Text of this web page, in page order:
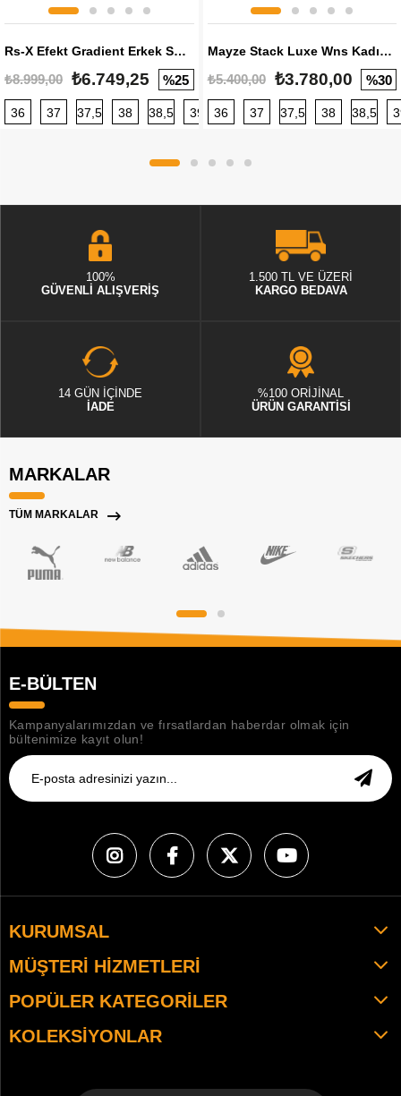
Rs-X Efekt Gradient Erkek Sneaker
₺8.999,00 ₺6.749,25 %25
36 37 37,5 38 38,5 39 40 40,5 41 42 42,5
Mayze Stack Luxe Wns Kadın Sneaker
₺5.400,00 ₺3.780,00 %30
36 37 37,5 38 38,5
100%
GÜVENLİ ALIŞVERİŞ
1.500 TL VE ÜZERİ
KARGO BEDAVA
14 GÜN İÇİNDE
İADE
%100 ORİJİNAL
ÜRÜN GARANTİSİ
MARKALAR
TÜM MARKALAR
E-BÜLTEN
Kampanyalarımızdan ve fırsatlardan haberdar olmak için
bültenimize kayıt olun!
KURUMSAL
MÜŞTERI HIZMETLERI
POPÜLER KATEGORILER
KOLEKSIYONLAR